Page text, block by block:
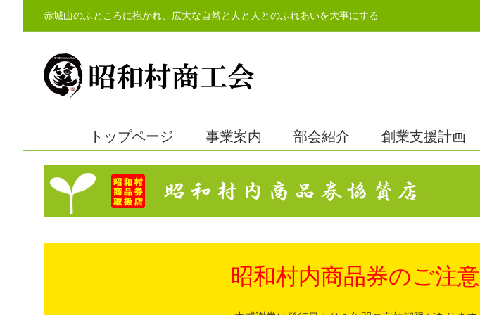
赤城山のふところに抱かれ、広大な自然と人と人とのふれあいを大事にする
トップページ 事業案内 部会紹介 創業支援計画
昭和村内商品券協賛店
昭和村内商品券のご注意